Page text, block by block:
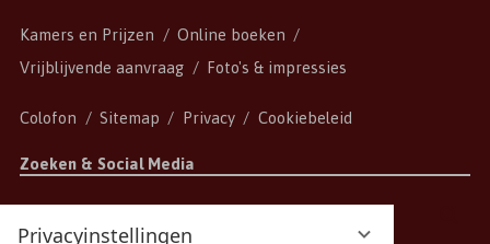
Privacyinstellingen
Kamers en Prijzen
Online boeken
Vrijblijvende aanvraag
Foto's & impressies
Colofon Sitemap Privacy Cookiebeleid
Zoeken & Social Media
Zoekterm
invoeren